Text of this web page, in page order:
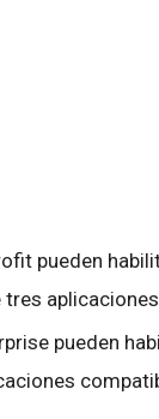
pueden
pueden